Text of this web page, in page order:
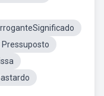
Pressuposto